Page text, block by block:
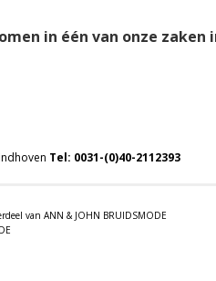
in één van onze zaken
Tel: 0031-(0)40-2112393
van ANN & JOHN BRUIDSMODE